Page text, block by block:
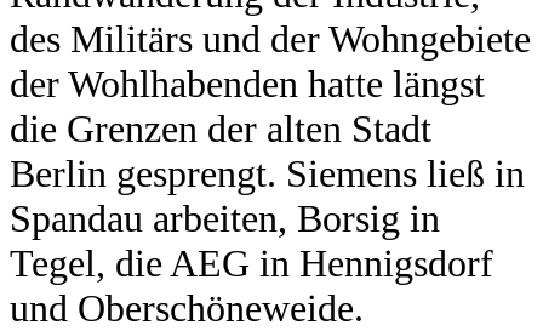
des Militärs und der Wohngebiete
der Wohlhabenden hatte längst
die Grenzen der alten Stadt
Berlin gesprengt. Siemens ließ in
­Spandau arbeiten, Borsig in
Tegel, die AEG in ­Hennigsdorf
und Oberschöneweide.